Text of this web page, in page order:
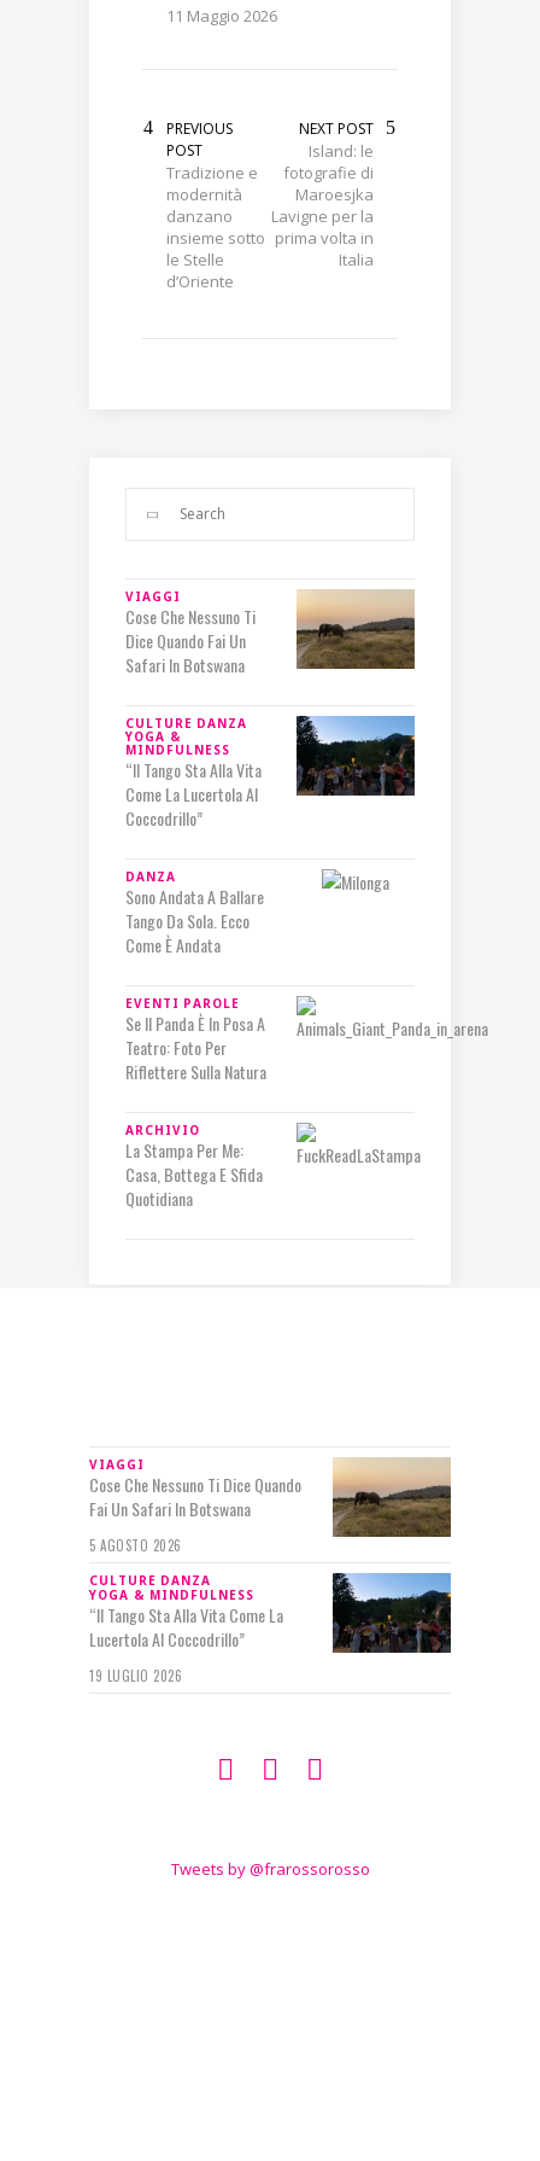
11 Maggio 2026
PREVIOUS
POST
Tradizione e
modernità
danzano
insieme sotto
le Stelle
d’Oriente
NEXT POST
Island: le
fotografie di
Maroesjka
Lavigne per la
prima volta in
Italia
VIAGGI
Cose Che Nessuno Ti
Dice Quando Fai Un
Safari In Botswana
CULTURE DANZA
YOGA &
MINDFULNESS
“Il Tango Sta Alla Vita
Come La Lucertola Al
Coccodrillo”
DANZA
Sono Andata A Ballare
Tango Da Sola. Ecco
Come È Andata
EVENTI PAROLE
Se Il Panda È In Posa A
Teatro: Foto Per
Riflettere Sulla Natura
ARCHIVIO
La Stampa Per Me:
Casa, Bottega E Sfida
Quotidiana
VIAGGI
Cose Che Nessuno Ti Dice Quando
Fai Un Safari In Botswana
5 AGOSTO 2026
CULTURE DANZA
YOGA & MINDFULNESS
“Il Tango Sta Alla Vita Come La
Lucertola Al Coccodrillo”
19 LUGLIO 2026
Tweets by @frarossorosso